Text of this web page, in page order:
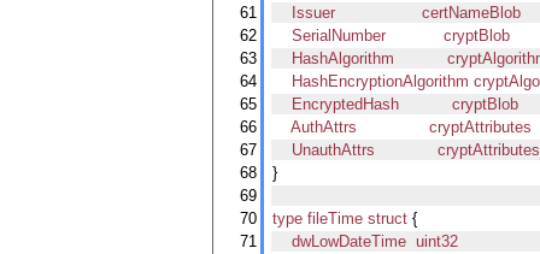
61
62
63
64
65
66
67
68
69
70
71
Issuer
certNameBlob
SerialNumber
cryptBlob
HashAlgorithm
HashEncryptionAlgorithm
EncryptedHash
cryptBlob
AuthAttrs
cryptAttributes
UnauthAttrs
cryptAttributes
}
type fileTime struct {
dwLowDateTime uint32